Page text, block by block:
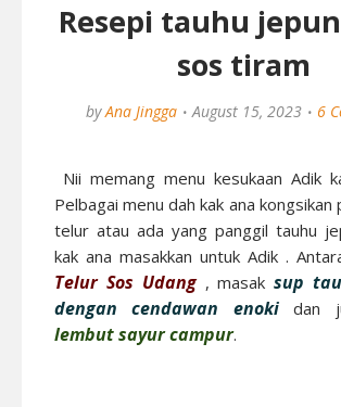
Resepi tauhu
sos tiram
by Ana Jingga August 15, 2023 6
Nii memang menu kesukaan Adik
Pelbagai menu dah kak ana kongsikan
telur atau ada yang panggil tauhu
kak ana masakkan untuk Adik .
Telur Sos Udang, masaksup
dengan cendawan enokidan
lembut sayur campur.